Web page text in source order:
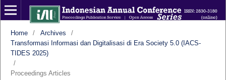
Home / Archives
/
Transformasi Informasi dan Digitalisasi di Era Society 5.0 (IACS-
TIDES 2025)
/
Proceedings Articles